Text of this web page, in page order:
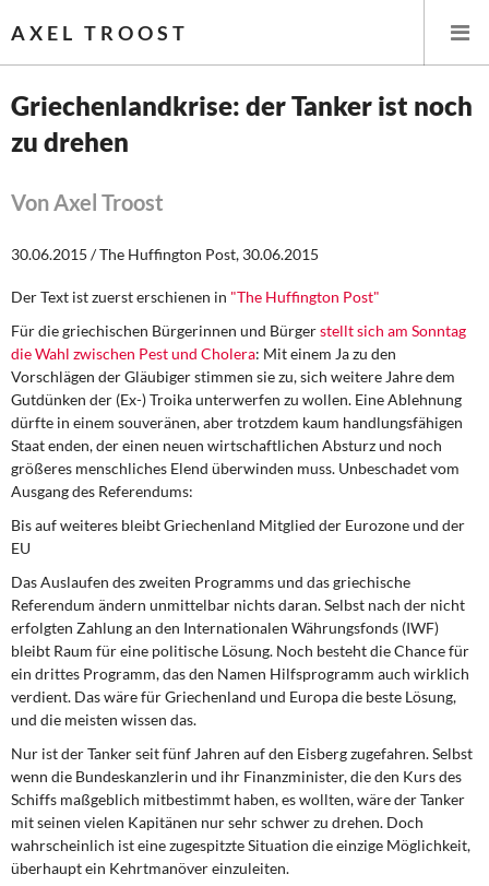
AXEL TROOST
Startseite
Themen
Leitlinien linker Wirtschafts- und Finanzpolitik
Wirtschaftspolitik
Steuer- und Finanzpolitik
Öffentliche Infrastruktur und Daseinsvorsorge
Eurokrise und Griechenland
DIE LINKE
Memo-Gruppe
Institut Solidarische Moderne
Rosa-Luxemburg-Stiftung
Über mich
Kontakt
Griechenlandkrise: der Tanker ist noch
zu drehen
Von Axel Troost
30.06.2015 / The Huffington Post, 30.06.2015
Der Text ist zuerst erschienen in "The Huffington Post"
Für die griechischen Bürgerinnen und Bürgerstellt sich am Sonntag
die Wahl zwischen Pest und Cholera: Mit einem Ja zu den
Vorschlägen der Gläubiger stimmen sie zu, sich weitere Jahre dem
Gutdünken der (Ex-) Troika unterwerfen zu wollen. Eine Ablehnung
dürfte in einem souveränen, aber trotzdem kaum handlungsfähigen
Staat enden, der einen neuen wirtschaftlichen Absturz und noch
größeres menschliches Elend überwinden muss. Unbeschadet vom
Ausgang des Referendums:
Bis auf weiteres bleibt Griechenland Mitglied der Eurozone und der
EU
Das Auslaufen des zweiten Programms und das griechische
Referendum ändern unmittelbar nichts daran. Selbst nach der nicht
erfolgten Zahlung an den Internationalen Währungsfonds (IWF)
bleibt Raum für eine politische Lösung. Noch besteht die Chance für
ein drittes Programm, das den Namen Hilfsprogramm auch wirklich
verdient. Das wäre für Griechenland und Europa die beste Lösung,
und die meisten wissen das.
Nur ist der Tanker seit fünf Jahren auf den Eisberg zugefahren. Selbst
wenn die Bundeskanzlerin und ihr Finanzminister, die den Kurs des
Schiffs maßgeblich mitbestimmt haben, es wollten, wäre der Tanker
mit seinen vielen Kapitänen nur sehr schwer zu drehen. Doch
wahrscheinlich ist eine zugespitzte Situation die einzige Möglichkeit,
überhaupt ein Kehrtmanöver einzuleiten.